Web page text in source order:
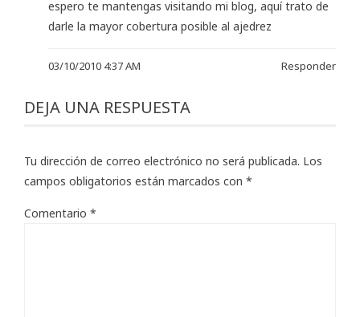
espero te mantengas visitando mi blog, aquí trato de
darle la mayor cobertura posible al ajedrez
03/10/2010 4:37 AM Responder
DEJA UNA RESPUESTA
Tu dirección de correo electrónico no será publicada. Los
campos obligatorios están marcados con *
Comentario *